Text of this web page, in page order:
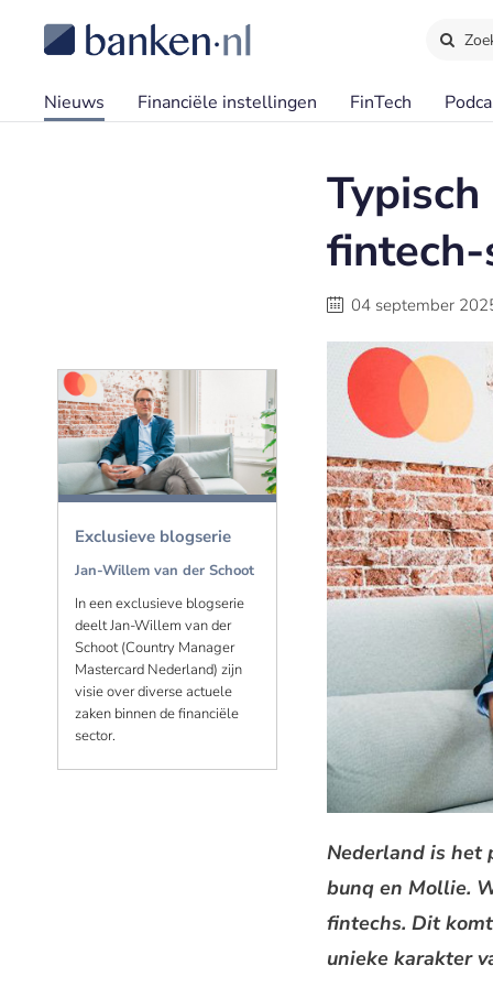
Nieuws Financiële instellingen FinTech
04 september
Exclusieve blogserie
Jan-Willem van der Schoot
In een exclusieve blogserie
deelt Jan-Willem van der
Schoot (Country Manager
Mastercard Nederland) zijn
visie over diverse actuele
zaken binnen de financiële
sector.
Nederland is het
bunq en Mollie.
fintechs. Dit
unieke karakter